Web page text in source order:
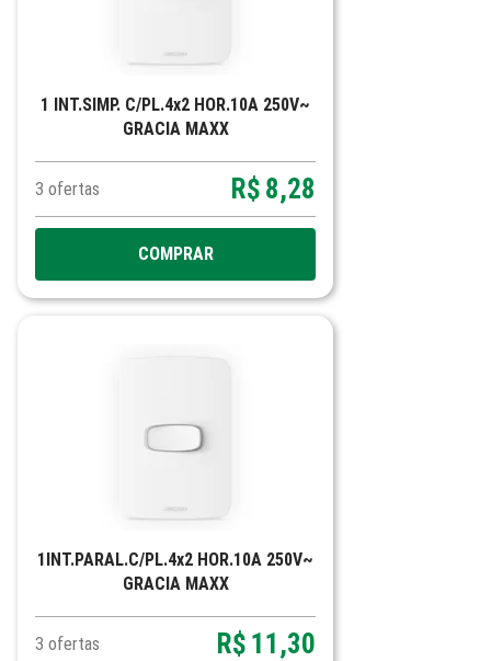
1 INT.SIMP. C/PL.4x2 HOR.10A 250V~
GRACIA MAXX
3 ofertas R$ 8,28
COMPRAR
1INT.PARAL.C/PL.4x2 HOR.10A 250V~
GRACIA MAXX
3 ofertas R$ 11,30